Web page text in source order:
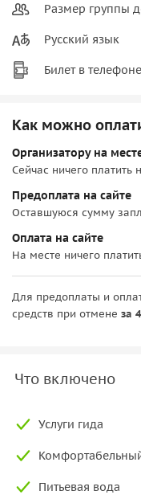
Размер группы
Русский язык
Билет в телефоне
Как можно
Организатору на
Сейчас ничего платить
Предоплата на сайте
Оставшуюся сумму
Оплата на сайте
На месте ничего
Для предоплаты и
средств при отмене за
Что включено
Услуги гида
Питьевая вода